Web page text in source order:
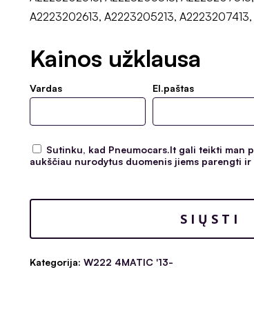
A2223202613, A2223205213, A2223207413,
Kainos užklausa
Vardas El.paštas
Sutinku, kad Pneumocars.lt gali teikti man
aukščiau nurodytus duomenis jiems parengti ir
Kategorija:W222 4MATIC '13-